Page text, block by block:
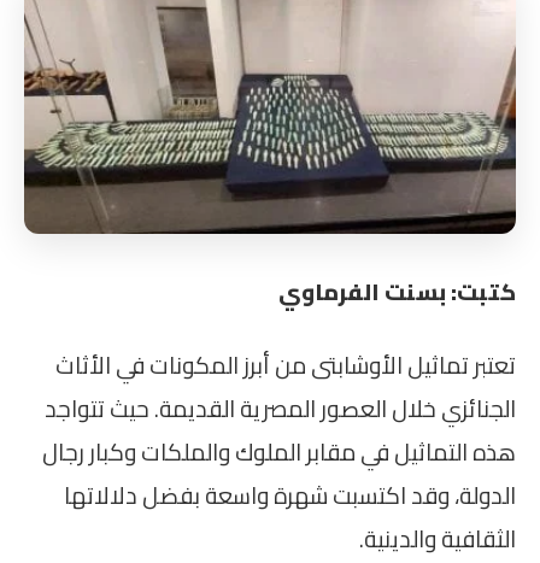
كتبت: بسنت الفرماوي
تعتبر تماثيل الأوشابتى من أبرز المكونات في الأثاث
الجنائزي خلال العصور المصرية القديمة. حيث تتواجد
هذه التماثيل في مقابر الملوك والملكات وكبار رجال
الدولة، وقد اكتسبت شهرة واسعة بفضل دلالاتها
الثقافية والدينية.